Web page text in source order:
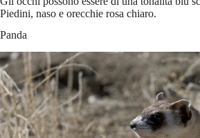
Piedini, naso e orecchie rosa chiaro.
Panda